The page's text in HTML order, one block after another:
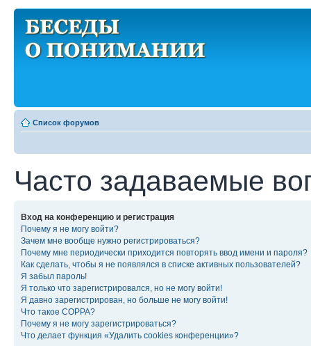
Список форумов
Часто задаваемые
Вход на конференцию и регистрация
Почему я не могу войти?
Зачем мне вообще нужно регистрироваться?
Почему мне периодически приходится повторять ввод имени и пароля?
Как сделать, чтобы я не появлялся в списке активных пользователей?
Я забыл пароль!
Я только что зарегистрировался, но не могу войти!
Я давно зарегистрирован, но больше не могу войти!
Что такое COPPA?
Почему я не могу зарегистрироваться?
Что делает функция «Удалить cookies конференции»?